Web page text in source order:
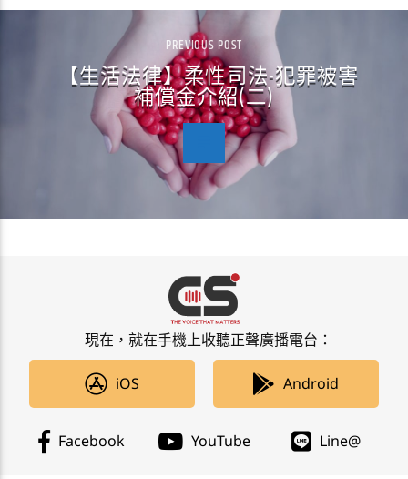
PREVIOUS POST
【生活法律】柔性司法-犯罪被害
補償金介紹(二)
現在，就在手機上收聽正聲廣播電台：
iOS Android
Facebook YouTube Line@